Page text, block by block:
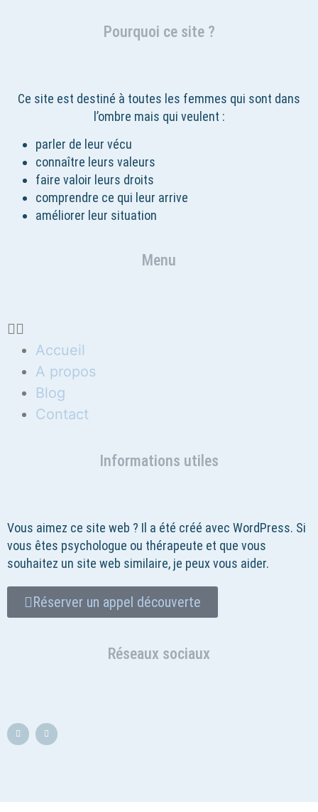
Pourquoi ce site ?
Ce site est destiné à toutes les femmes qui sont dans
l’ombre mais qui veulent :
parler de leur vécu
connaître leurs valeurs
faire valoir leurs droits
comprendre ce qui leur arrive
améliorer leur situation
Menu
Accueil
A propos
Blog
Contact
Informations utiles
Vous aimez ce site web ? Il a été créé avec WordPress. Si
vous êtes psychologue ou thérapeute et que vous
souhaitez un site web similaire, je peux vous aider.
Réserver un appel découverte
Réseaux sociaux